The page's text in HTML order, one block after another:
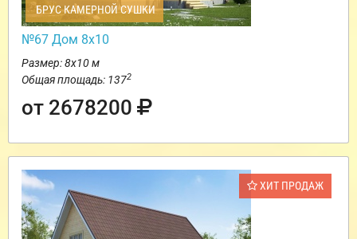
БРУС КАМЕРНОЙ СУШКИ
№67 Дом 8х10
Размер: 8х10 м
Общая площадь: 1372
от 2678200
ХИТ ПРОДАЖ